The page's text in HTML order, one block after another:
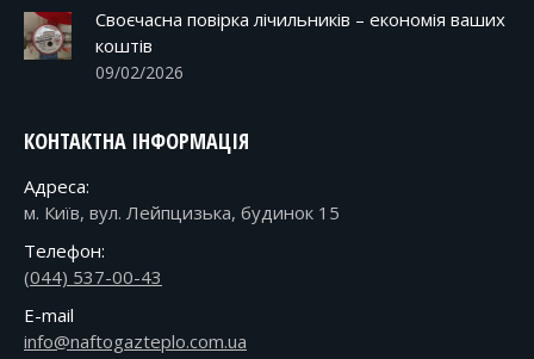
Своєчасна повірка лічильників – економія ваших
коштів
09/02/2026
КОНТАКТНА ІНФОРМАЦІЯ
Адреса:
м. Київ, вул. Лейпцизька, будинок 15
Телефон:
(044) 537-00-43
E-mail
info@naftogazteplo.com.ua